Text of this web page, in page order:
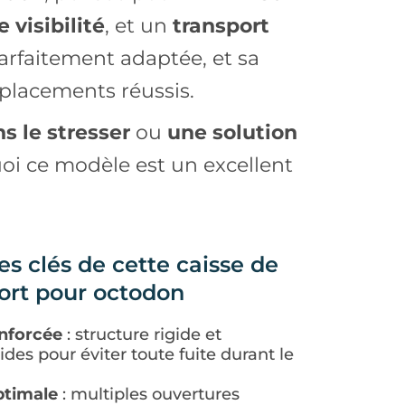
visibilité, et un transport
adaptée, et sa
réussis.
le stresser ou une solution
ce modèle est un excellent
clés de cette caisse de
pour octodon
: structure rigide et
pour éviter toute fuite durant le
: multiples ouvertures